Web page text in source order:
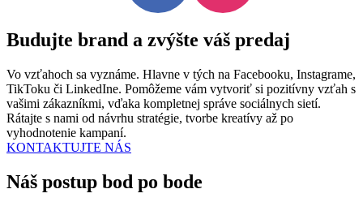
Budujte brand a zvýšte váš predaj
Vo vzťahoch sa vyznáme. Hlavne v tých na Facebooku, Instagrame,
TikToku či LinkedIne. Pomôžeme vám vytvoriť si pozitívny vzťah s
vašimi zákazníkmi, vďaka kompletnej správe sociálnych sietí.
Rátajte s nami od návrhu stratégie, tvorbe kreatívy až po
vyhodnotenie kampaní.
KONTAKTUJTE NÁS
Náš postup bod po bode